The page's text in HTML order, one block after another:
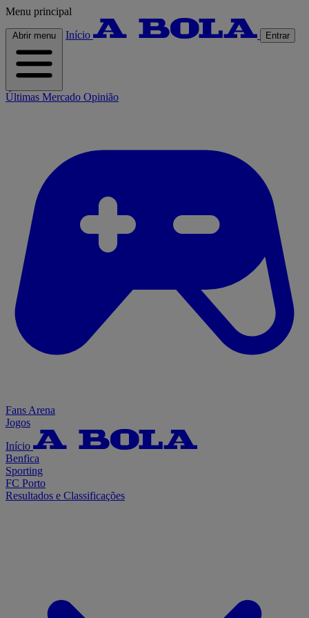
Menu principal
Abrir menu Início Entrar
Últimas Mercado Opinião
Fans Arena
Jogos
Início
Benfica
Sporting
FC Porto
Resultados e Classificações